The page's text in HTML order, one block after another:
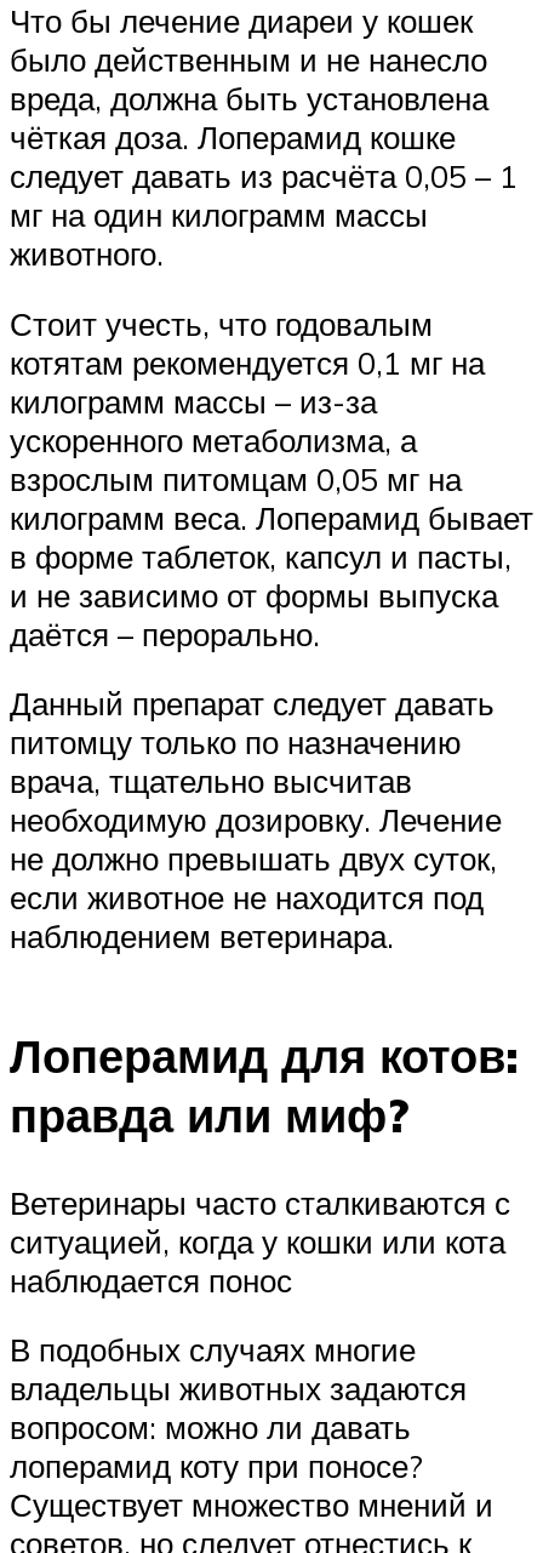
Что бы лечение диареи у кошек
было действенным и не нанесло
вреда, должна быть установлена
чёткая доза. Лоперамид кошке
следует давать из расчёта 0,05 – 1
мг на один килограмм массы
животного.
Стоит учесть, что годовалым
котятам рекомендуется 0,1 мг на
килограмм массы – из-за
ускоренного метаболизма, а
взрослым питомцам 0,05 мг на
килограмм веса. Лоперамид бывает
в форме таблеток, капсул и пасты,
и не зависимо от формы выпуска
даётся – перорально.
Данный препарат следует давать
питомцу только по назначению
врача, тщательно высчитав
необходимую дозировку. Лечение
не должно превышать двух суток,
если животное не находится под
наблюдением ветеринара.
Лоперамид для котов:
правда или миф?
Ветеринары часто сталкиваются с
ситуацией, когда у кошки или кота
наблюдается понос
В подобных случаях многие
владельцы животных задаются
вопросом: можно ли давать
лоперамид коту при поносе?
Существует множество мнений и
советов, но следует отнестись к